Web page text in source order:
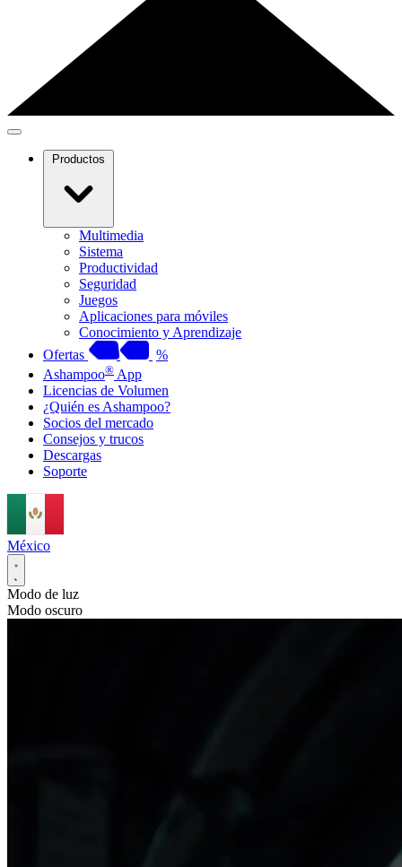
Productos
Multimedia
Sistema
Productividad
Seguridad
Juegos
Aplicaciones para móviles
Conocimiento y Aprendizaje
Ofertas
%
Ashampoo® App
Licencias de Volumen
¿Quién es Ashampoo?
Socios del mercado
Consejos y trucos
Descargas
Soporte
México
Modo de luz
Modo oscuro